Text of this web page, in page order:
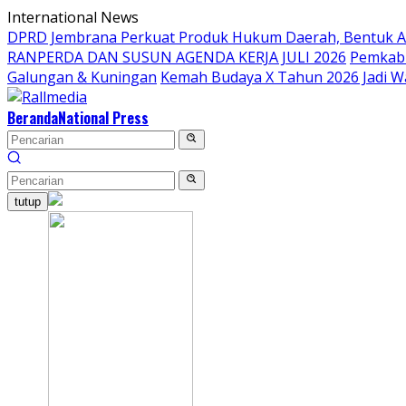
Langsung
ke
konten
International News
DPRD Jembrana Perkuat Produk Hukum Daerah, Bentuk
RANPERDA DAN SUSUN AGENDA KERJA JULI 2026
Galungan & Kuningan Kemah Budaya X Tahun 2026 Jadi
BerandaNational Press
tutup